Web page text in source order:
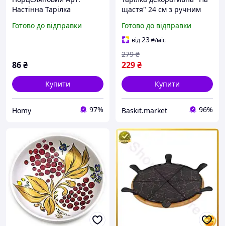
Настінна Тарілка
Жовтими Квітами"
Готово до відправки
86₴
Купити
Homy 97%
щастя" 24 см з ручним
Готово до відправки
від23₴/міс
229₴
279 ₴
Купити
Baskit.market 96%